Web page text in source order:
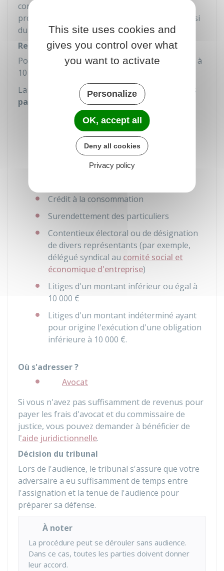
constater votre accord (partiel ou total). Le
procès-verbal d'accord est transmis au juge saisi
du litige à la fin de l'ARA.
Représentation par avocat
Pour les litiges d'un montant supérieur ou égal à
10 000 €
La représentation par un avocat n'est toutefois
pas obligatoiredans les litiges suivants :
Autorité parentale
Protection des majeurs (tutelle,
curatelle,...)
Crédit à la consommation
Surendettement des particuliers
Contentieux électoral ou de désignation
de divers représentants (par exemple,
délégué syndical au comité social et
économique d'entreprise)
Litiges d'un montant inférieur ou égal à
10 000 €
Litiges d'un montant indéterminé ayant
pour origine l'exécution d'une obligation
inférieure à 10 000 €.
Où s'adresser ?
Avocat
Si vous n'avez pas suffisamment de revenus pour
payer les frais d'avocat et du commissaire de
justice, vous pouvez demander à bénéficier de
l'aide juridictionnelle.
Décision du tribunal
Lors de l'audience, le tribunal s'assure que votre
adversaire a eu suffisamment de temps entre
l'assignation et la tenue de l'audience pour
préparer sa défense.
À noter
La procédure peut se dérouler sans audience.
Dans ce cas, toutes les parties doivent donner
leur accord.
This site uses cookies and
gives you control over what
you want to activate
Personalize
OK, accept all
Deny all cookies
Privacy policy